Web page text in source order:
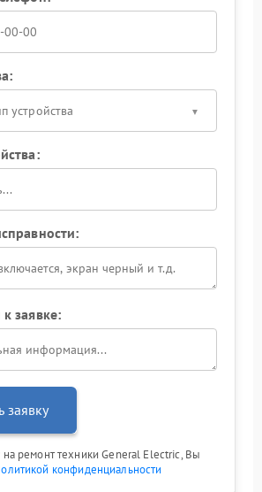
устройства
заявке:
заявку
на ремонт техники General Electric, Вы
конфиденциальности